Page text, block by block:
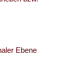
Ebene